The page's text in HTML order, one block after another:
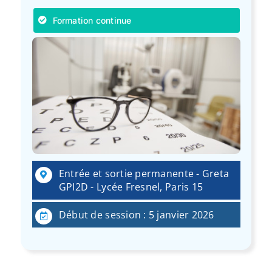
Formation continue
Entrée et sortie permanente - Greta
GPI2D - Lycée Fresnel, Paris 15
Début de session : 5 janvier 2026